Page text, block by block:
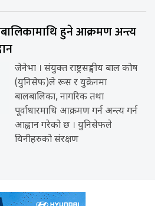
हुने आक्रमण अन्त्य
जेनेभा । संयुक्त राष्ट्रसङ्घीय बाल कोष
(युनिसेफ)ले रूस र युक्रेनमा
बालबालिका, नागरिक तथा
पूर्वाधारमाथि आक्रमण गर्न अन्त्य गर्न
आह्वान गरेको छ । युनिसेफले
यिनीहरुको संरक्षण